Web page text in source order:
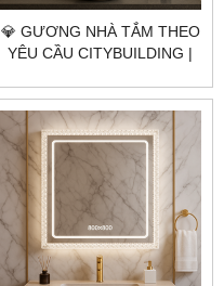
💎 GƯƠNG NHÀ TẮM THEO
YÊU CẦU CITYBUILDING |
GIÁ GƯƠNG NHÀ TẮM XÃ
ĐẤT ĐỎ TP.HCM